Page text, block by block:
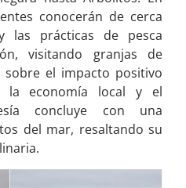
conocerán de cerca
las prácticas de pesca
visitando granjas de
el impacto positivo
la economía local y el
concluye con una
del mar, resaltando su